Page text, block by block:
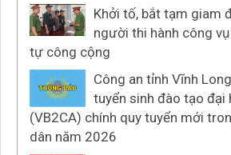
Khởi tố, bắt tạm giam
người thi hành công
tự công cộng
Công an tỉnh Vĩnh
tuyển sinh đào tạo đại
(VB2CA) chính quy tuyển mới
dân năm 2026